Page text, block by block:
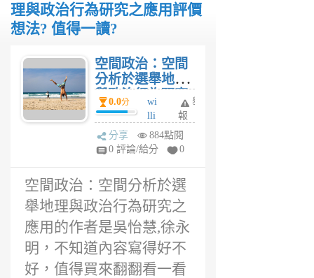
理與政治行為研究之應用評價
想法? 值得一讀?
空間政治：空間
分析於選舉地理
與政治行為研究
之應用評價想法?
值得一讀?
0.0分
wi
lli
a
m
前
舉
報
分享
884點閱
0 評論/給分
0
空間政治：空間分析於選
舉地理與政治行為研究之
應用的作者是吳怡慧,徐永
明，不知道內容寫得好不
好，值得買來翻翻看一看